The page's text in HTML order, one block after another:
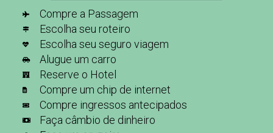
Compre a Passagem
Escolha seu roteiro
Escolha seu seguro viagem
Alugue um carro
Reserve o Hotel
Compre um chip de internet
Compre ingressos antecipados
Faça câmbio de dinheiro